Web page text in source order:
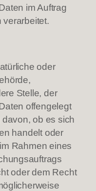
im Auftrag
verarbeitet.
oder
Stelle, der
offengelegt
ob es sich
handelt oder
Rahmen eines
oder dem Recht